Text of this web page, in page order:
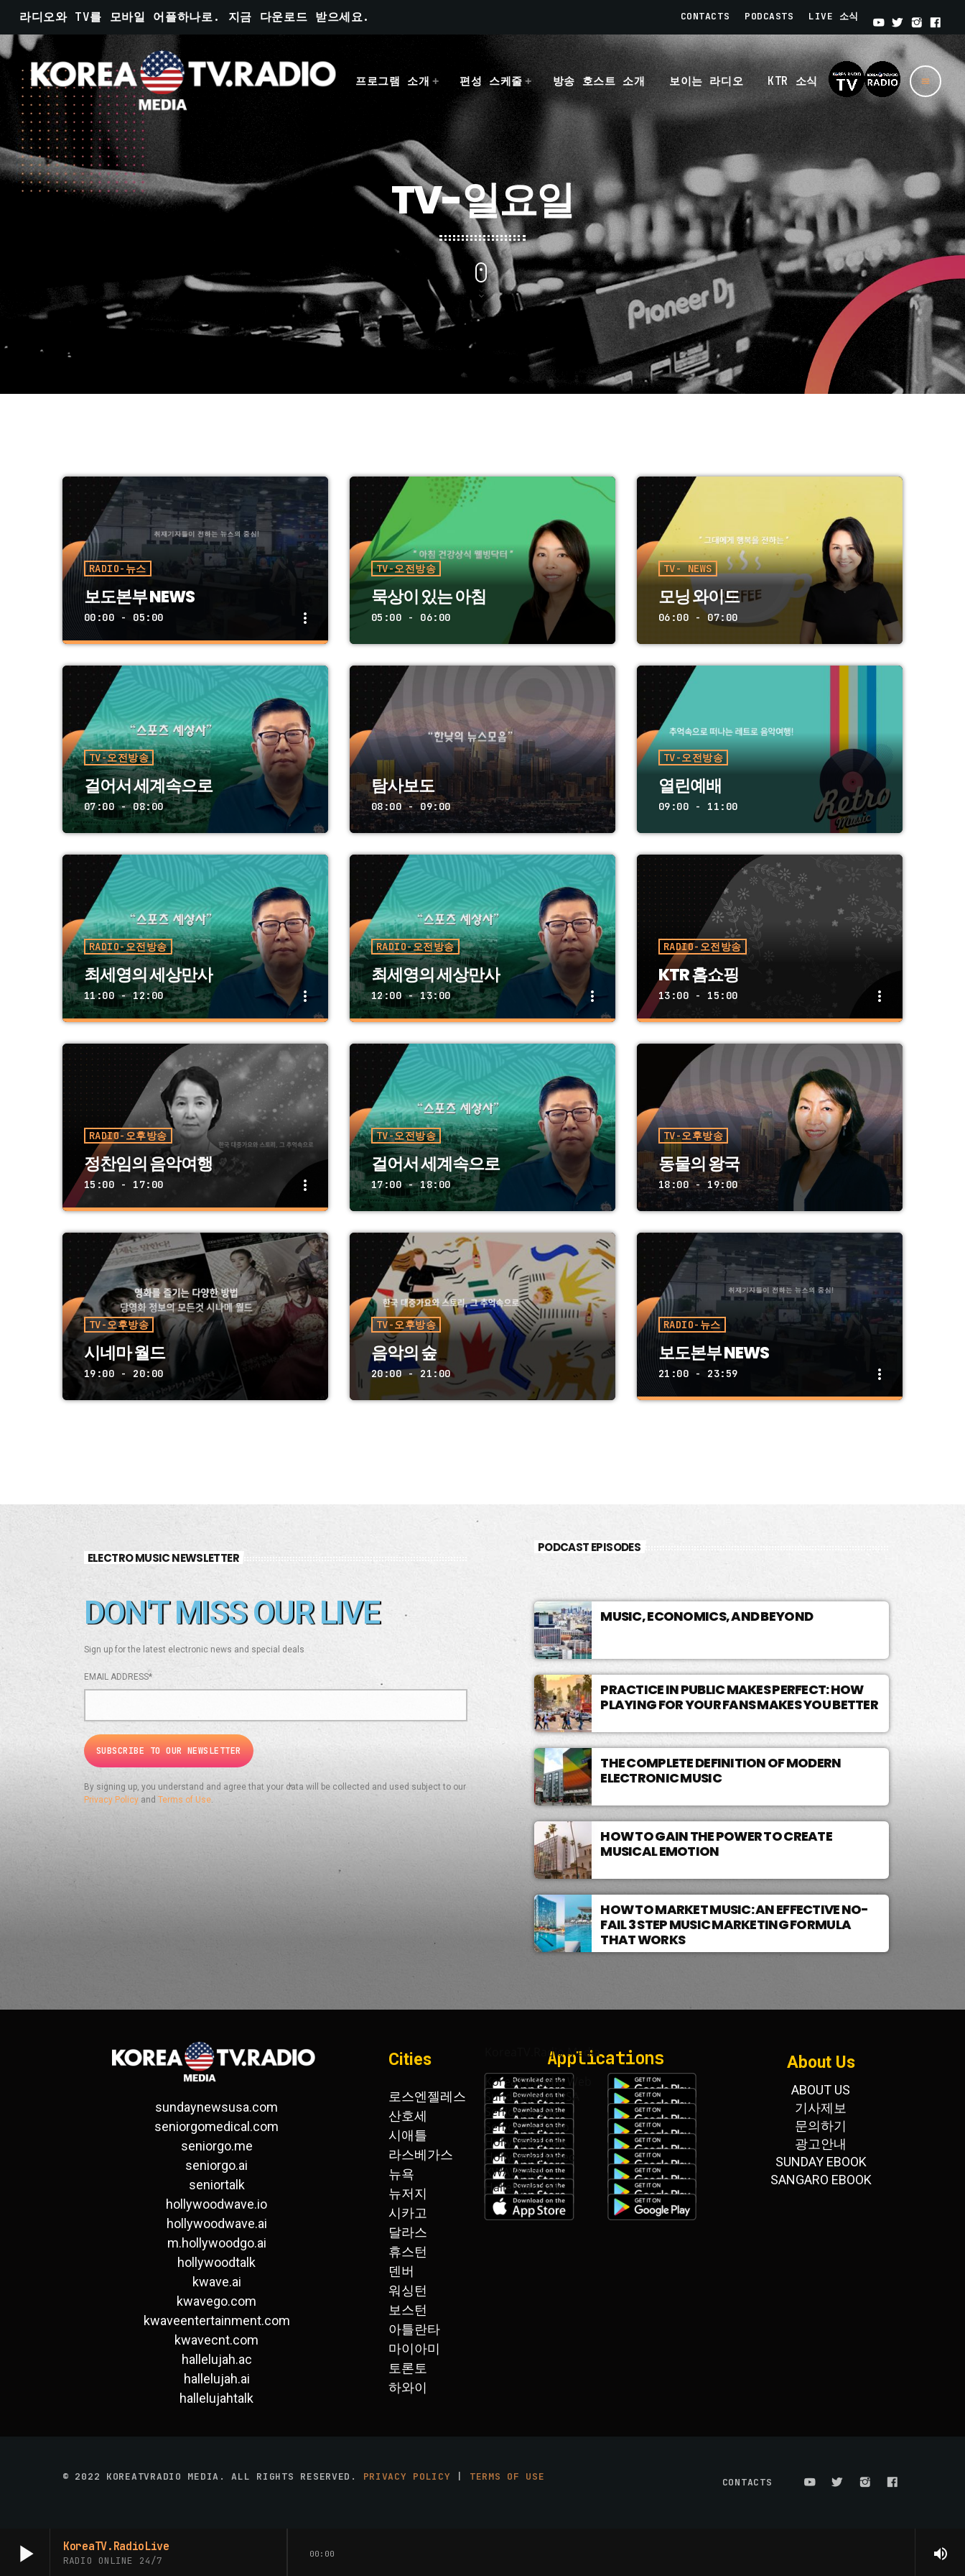
play_arrow KoreaTV.RadioLive
RADIO ONLINE 24/7
00:00 volume_up
라디오와 TV를 모바일 어플하나로. 지금 다운로드 받으세요. CONTACTS PODCASTS LIVE 소식
프로그램 소개 편성 스케줄 방송 호스트 소개 보이는 라디오 KTR 소식 menu
TV-일요일
RADIO-뉴스
보도본부 NEWS
00:00 - 05:00 more_vert
보도본부 NEWS
월 금 09:00 PM ~ 05:00 AM, 토 09:00 PM ~
08:00 AM, 일 09:00 PM ~ 09:00 AM
숨 가쁘게 돌아가는 취재현장을 보도본부 기자
들이 생생하게 전해 드립니다. 가장 빠른 뉴
스, 중량감 있는 해설! 격동하는 대한민국의
오늘을 만나보십시오.
close
TV-오전방송
묵상이 있는 아침
05:00 - 06:00
TV- NEWS
모닝 와이드
06:00 - 07:00
TV-오전방송
걸어서 세계속으로
07:00 - 08:00
탐사보도
08:00 - 09:00
TV-오전방송
열린예배
09:00 - 11:00
RADIO-오전방송
최세영의 세상만사
11:00 - 12:00 more_vert
최세영의 세상만사
월 화 수 목 금 11:00 AM ~ 12:00 PM
시장경제의 흐름과 전망. 전문가와 함께 한국
의 경제, 미국의 경제를 읽어 드립니다.
close
RADIO-오전방송
최세영의 세상만사
12:00 - 13:00 more_vert
최세영의 세상만사
월 화 수 목 금 11:00 AM ~ 12:00 PM
시장경제의 흐름과 전망. 전문가와 함께 한국
의 경제, 미국의 경제를 읽어 드립니다.
close
RADIO-오전방송
KTR 홈쇼핑
13:00 - 15:00 more_vert
KTR 홈쇼핑
토 일 05:00 AM ~ 07:00 AM
주말 아침 조용한 음악과 함께 하는 좋은 아
침. 주말의 여유로움으로 시작하는 좋은 아침.
통통튀는 음악과 함께하는 햇살좋은 좋은아침.
close
RADIO-오후방송
정찬임의 음악여행
15:00 - 17:00 more_vert
정찬임의 음악여행
월 화 수 목 금 01:00 PM ~ 02:00 PM
For every Show page the timetable is
auomatically generated from the
schedule, and you can set automatic
carousels of Podcasts, Articles and
Charts by simply choosing a category.
Curabitur id lacus felis. Sed justo
mauris, auctor eget tellus nec,
pellentesque varius mauris. Sed eu
close
TV-오전방송
걸어서 세계속으로
17:00 - 18:00
TV-오후방송
동물의 왕국
18:00 - 19:00
TV-오후방송
시네마 월드
19:00 - 20:00
TV-오후방송
음악의 숲
20:00 - 21:00
RADIO-뉴스
보도본부 NEWS
21:00 - 23:59 more_vert
ELECTRO MUSIC NEWSLETTER
DON'T MISS OUR LIVE
Sign up for the latest electronic news and special deals
EMAIL ADDRESS*
By signing up, you understand and agree that your data will be collected and used subject to our
Privacy Policy and Terms of Use
PODCAST EPISODES
MUSIC, ECONOMICS, AND BEYOND
PRACTICE IN PUBLIC MAKES PERFECT: HOW
PLAYING FOR YOUR FANS MAKES YOU BETTER
THE COMPLETE DEFINITION OF MODERN
ELECTRONIC MUSIC
HOW TO GAIN THE POWER TO CREATE
MUSICAL EMOTION
HOW TO MARKET MUSIC: AN EFFECTIVE NO-
FAIL 3 STEP MUSIC MARKETING FORMULA
THAT WORKS
sundaynewsusa.com
seniorgomedical.com
seniorgo.me
seniorgo.ai
seniortalk
hollywoodwave.io
hollywoodwave.ai
m.hollywoodgo.ai
hollywoodtalk
kwave.ai
kwavego.com
kwaveentertainment.com
kwavecnt.com
hallelujah.ac
hallelujah.ai
hallelujahtalk
Cities
로스엔젤레스
산호세
시애틀
라스베가스
뉴욕
뉴저지
시카고
달라스
휴스턴
덴버
워싱턴
보스턴
아틀란타
마이아미
토론토
하와이
Applications
KoreaTV.Radio Media
KoreaTV.Radio Web
SundayNews USA
SeniorGo talk
SeniorGo Radio
Hollywood Talk
Hollywood Video
KWAVE talk
Hallelujah talk
About Us
ABOUT US
기사제보
문의하기
광고안내
SUNDAY EBOOK
SANGARO EBOOK
© 2022 KOREATVRADIO MEDIA. ALL RIGHTS RESERVED. PRIVACY POLICY TERMS OF USE CONTACTS